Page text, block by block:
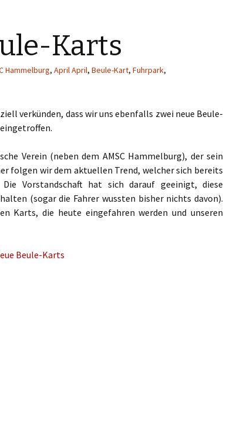
Karts
Hammelburg, April April, Beule-Kart, Fuhrpark,
verkünden, dass wir uns ebenfalls zwei neue Beule-
Verein (neben dem AMSC Hammelburg), der sein
folgen wir dem aktuellen Trend, welcher sich bereits
Vorstandschaft hat sich darauf geeinigt, diese
(sogar die Fahrer wussten bisher nichts davon).
Karts, die heute eingefahren werden und unseren
Beule-Karts